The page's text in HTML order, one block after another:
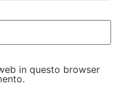
in questo browser